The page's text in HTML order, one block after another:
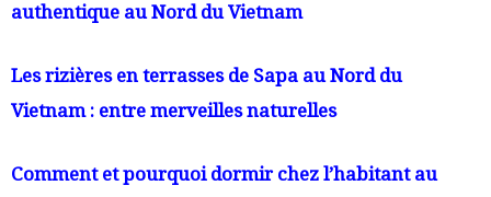
authentique au Nord du Vietnam
Les rizières en terrasses de Sapa au Nord du
Vietnam : entre merveilles naturelles
Comment et pourquoi dormir chez l’habitant au